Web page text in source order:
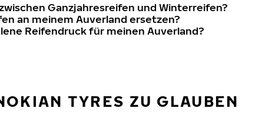
Ganzjahresreifen und Winterreifen?
an meinem Auverland ersetzen?
Reifendruck für meinen Auverland?
TYRES ZU GLAUBEN